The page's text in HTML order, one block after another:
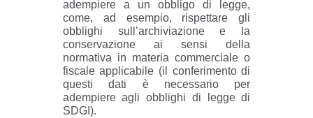
adempiere a un obbligo di legge,
come, ad esempio, rispettare gli
obblighi sull’archiviazione e la
conservazione ai sensi della
normativa in materia commerciale o
fiscale applicabile (il conferimento di
questi dati è necessario per
adempiere agli obblighi di legge di
SDGI).